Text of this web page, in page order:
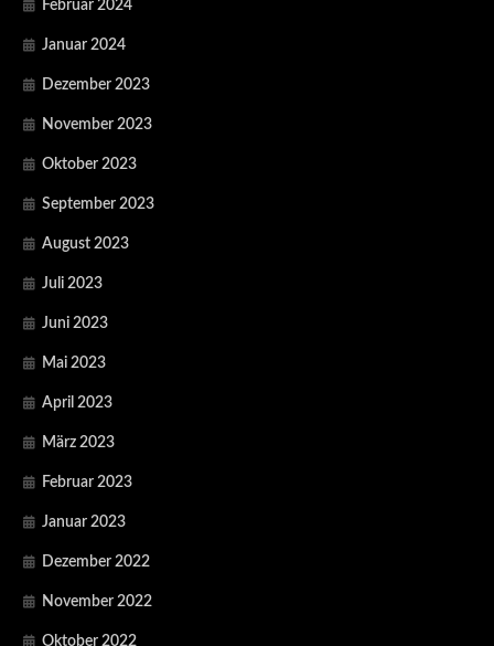
Februar 2024
Januar 2024
Dezember 2023
November 2023
Oktober 2023
September 2023
August 2023
Juli 2023
Juni 2023
Mai 2023
April 2023
März 2023
Februar 2023
Januar 2023
Dezember 2022
November 2022
Oktober 2022